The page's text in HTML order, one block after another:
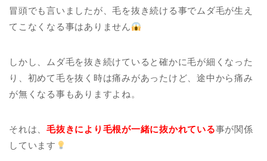
冒頭でも言いましたが、毛を抜き続ける事でムダ毛が生え
てこなくなる事はありません
しかし、ムダ毛を抜き続けていると確かに毛が細くなった
り、初めて毛を抜く時は痛みがあったけど、途中から痛み
が無くなる事もありますよね。
それは、毛抜きにより毛根が一緒に抜かれている事が関係
しています